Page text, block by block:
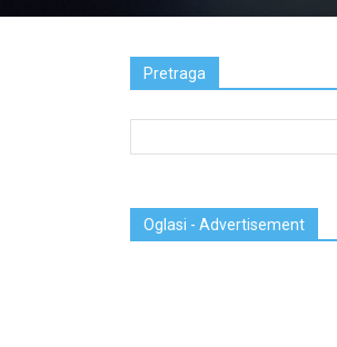
Pretraga
Oglasi - Advertisement